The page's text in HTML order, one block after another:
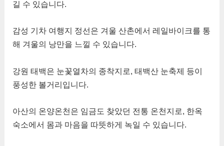
길 수 있습니다.
감성 기차 여행지 정선은 겨울 산촌에서 레일바이크를 통
해 겨울의 낭만을 느낄 수 있습니다.
강원 태백은 눈꽃열차의 종착지로, 태백산 눈축제 등이
풍성한 볼거리입니다.
아산의 온양온천은 임금도 찾았던 전통 온천지로, 한옥
숙소에서 몸과 마음을 따뜻하게 녹일 수 있습니다.